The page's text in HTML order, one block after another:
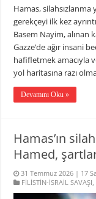
Hamas, silahsızlanma
gerekçeyi ilk kez
Basem Nayim, alınan
Gazze’de ağır insani
hafifletmek amacıyla
yol haritasına razı
Devamını Oku »
Hamas’ın
Hamed,
31 Temmuz 2026 | 17
FİLİSTİN-İSRAİL SAVAŞI